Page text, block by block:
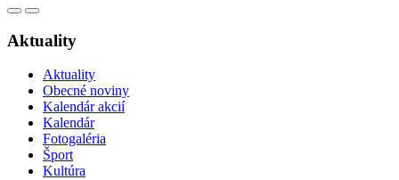
Aktuality
Aktuality
Obecné noviny
Kalendár akcií
Kalendár
Fotogaléria
Šport
Kultúra